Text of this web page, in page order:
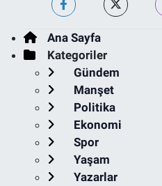
Ana Sayfa
Kategoriler
Gündem
Manşet
Politika
Ekonomi
Spor
Yaşam
Yazarlar